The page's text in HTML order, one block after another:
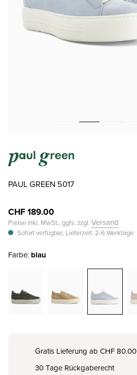
PAUL GREEN 5017
CHF 189.00
Preise inkl. MwSt., ggfs. zzgl. Versand
Sofort verfügbar, Lieferzeit: 2-6 Werktage
Farbe: blau
Gratis Lieferung ab CHF 80.00
30 Tage Rückgaberecht